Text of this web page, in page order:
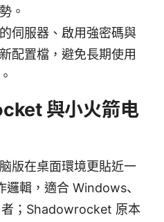
。
伺服器、啟用強密碼與
配置檔，避免長期使用
與小火箭电
版在桌面環境更貼近一
輯，適合 Windows、
；Shadowrocket 原本